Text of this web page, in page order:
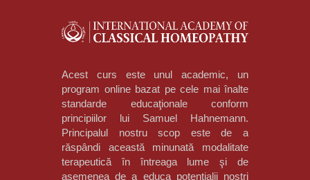
Acest curs este unul academic, un
program online bazat pe cele mai înalte
standarde educaţionale conform
principiilor lui Samuel Hahnemann.
Principalul nostru scop este de a
răspândi această minunată modalitate
terapeutică în întreaga lume şi de
asemenea de a educa potenţialii noştri